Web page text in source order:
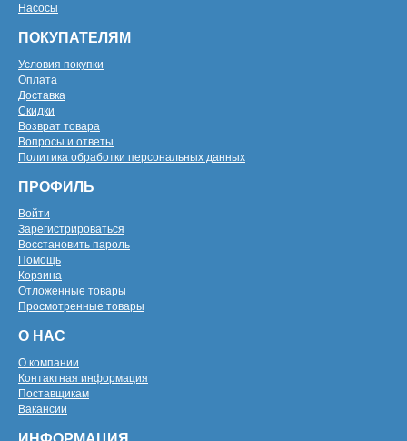
Насосы
ПОКУПАТЕЛЯМ
Условия покупки
Оплата
Доставка
Скидки
Возврат товара
Вопросы и ответы
Политика обработки персональных данных
ПРОФИЛЬ
Войти
Зарегистрироваться
Восстановить пароль
Помощь
Корзина
Отложенные товары
Просмотренные товары
О НАС
О компании
Контактная информация
Поставщикам
Вакансии